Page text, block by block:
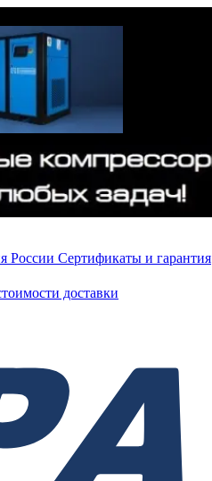
России Сертификаты и гарантия
доставки